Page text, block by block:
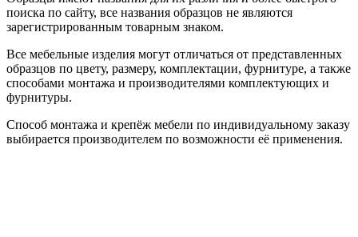
поиска по сайту, все названия образцов не являются
зарегистрированным товарным знаком.
Все мебельные изделия могут отличаться от представленных
образцов по цвету, размеру, комплектации, фурнитуре, а также
способами монтажа и производителями комплектующих и
фурнитуры.
Способ монтажа и крепёж мебели по индивидуальному заказу
выбирается производителем по возможности её применения.